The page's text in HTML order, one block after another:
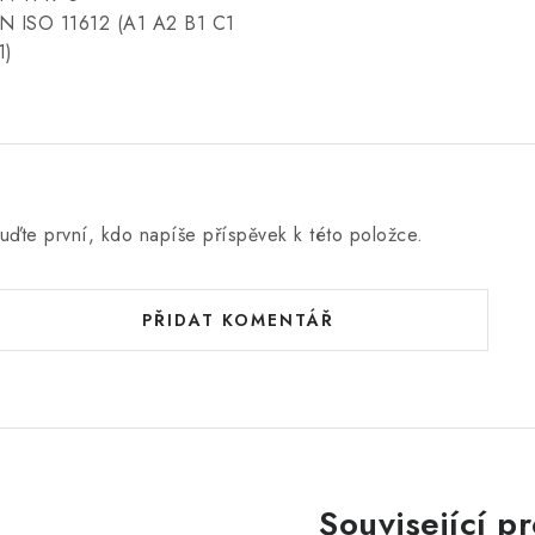
ISO 11612 (A1 A2 B1 C1
první, kdo napíše příspěvek k této položce.
PŘIDAT KOMENTÁŘ
Související